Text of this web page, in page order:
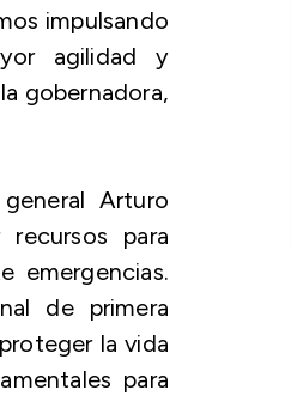
impulsando
agilidad y
gobernadora,
Arturo
para
emergencias.
de primera
la vida
para